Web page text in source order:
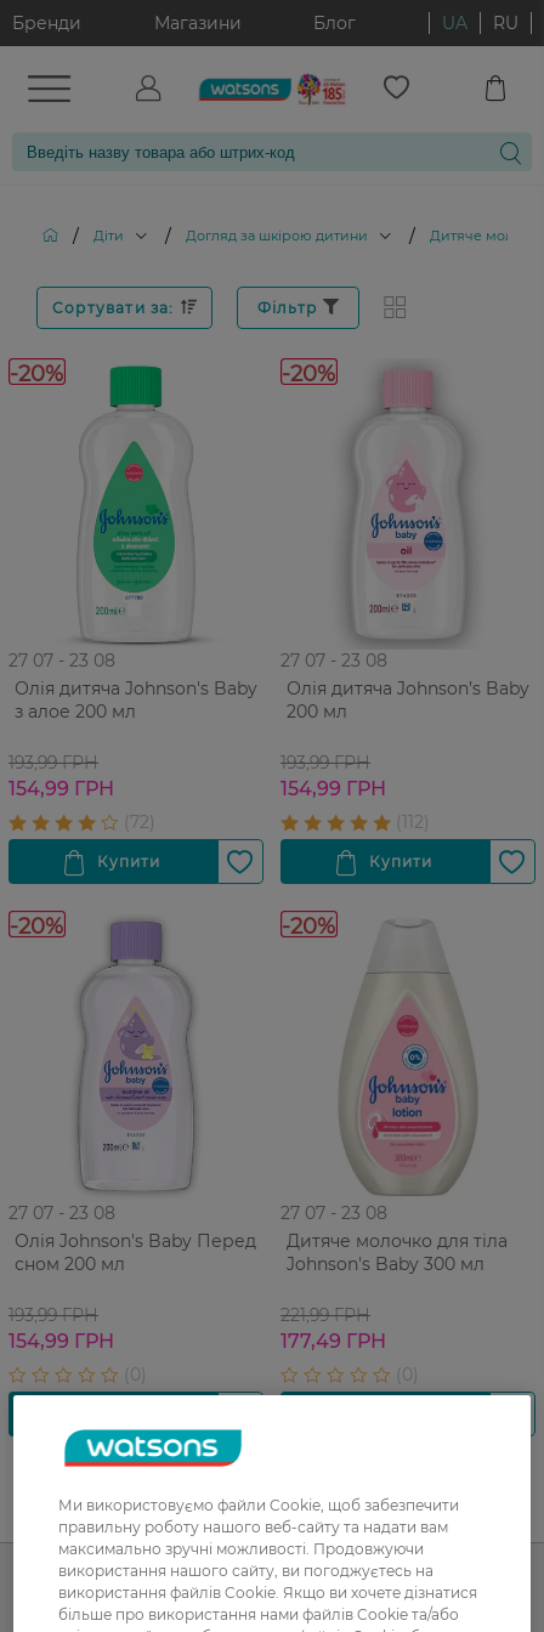
Бренди Магазини Блог UA RU
/ Діти / Догляд за шкірою дитини / Дитяче
Сортувати за: Фільтр
-20%
27 07 - 23 08
Олія дитяча Johnson's Baby
з алое 200 мл
193,99 ГРН
154,99 ГРН
-20%
27 07 - 23 08
Олія дитяча Johnson’s Baby
200 мл
193,99 ГРН
154,99 ГРН
-20%
27 07 - 23 08
Олія Johnson's Baby Перед
сном 200 мл
193,99 ГРН
154,99 ГРН
-20%
27 07 - 23 08
Дитяче молочко для тіла
Johnson's Baby 300 мл
221,99 ГРН
177,49 ГРН
UA RU
Каталог
Ми використовуємо файли Cookie, щоб забезпечити
правильну роботу нашого веб-сайту та надати вам
максимально зручні можливості. Продовжуючи
використання нашого сайту, ви погоджуєтесь на
використання файлів Cookie. Якщо ви хочете дізнатися
більше про використання нами файлів Cookie та/або